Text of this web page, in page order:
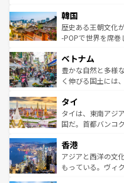
はコンテンツ一覧
いる。アクティビ
ビング、ハイキン
い。オーストラリ
参照してほしい。
ン）、静ひつな山
と山間の静けさが
驚きをもたらして
容にもいいと評判
が味わ
照してほしい。
韓国
歴史ある王朝文化
-POPで世界を席巻
き、地方に足を延
できる。そして、
まで、さまざまな
リティに包まれな
覧を参照してほし
ベトナム
豊かな自然と多様
く伸びる国土には
急速な発展と共に
ーチミン市のフラ
醸し出している。
とつ。フォーやバ
ひ現地で味わいた
が旅行者を迎えて
タイ
タイは、東南アジ
国だ。首都バンコ
の活気が交差して
帯で自然と触れ合
いビーチでリゾー
香港
アジアと西洋の文
もっている。ヴィ